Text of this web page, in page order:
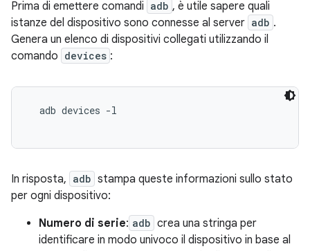
Prima di emettere comandi adb , è utile sapere quali
istanze del dispositivo sono connesse al server adb .
Genera un elenco di dispositivi collegati utilizzando il
comando devices :
  adb devices -l
In risposta, adb stampa queste informazioni sullo stato
per ogni dispositivo:
Numero di serie: adb crea una stringa per
identificare in modo univoco il dispositivo in base al